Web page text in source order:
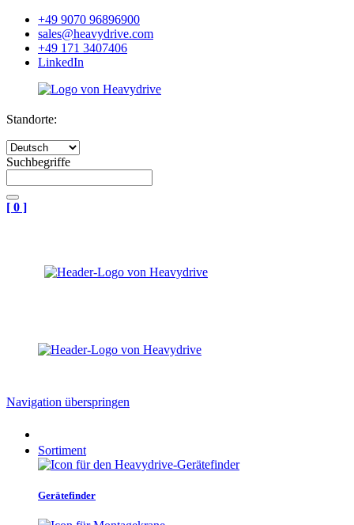
+49 9070 96896900
sales@heavydrive.com
+49 171 3407406
LinkedIn
Standorte:
Suchbegriffe
[ 0 ]
Navigation überspringen
Sortiment
Gerätefinder